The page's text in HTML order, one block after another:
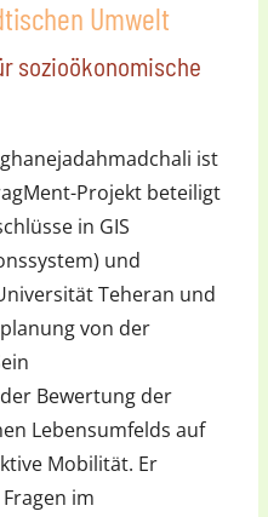
Umwelt
sozioökonomische
ist
Projekt beteiligt
in GIS
und
Teheran und
von der
Bewertung der
Lebensumfelds auf
Mobilität. Er
im